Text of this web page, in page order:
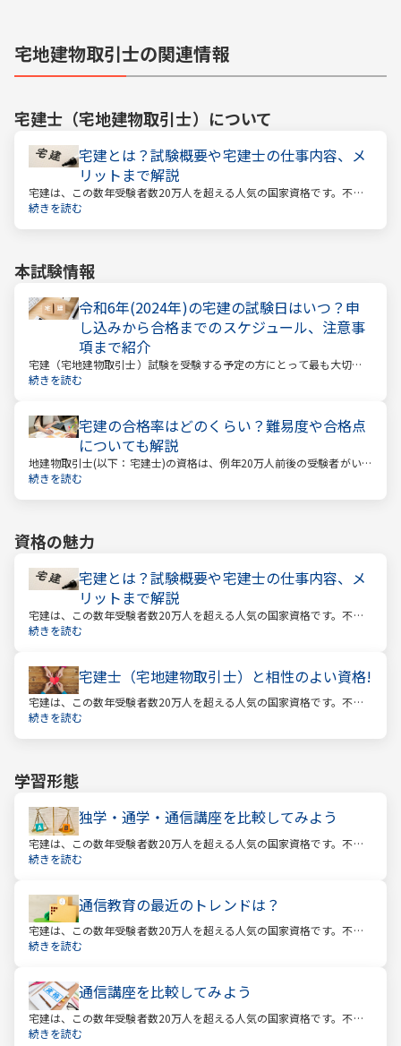
宅地建物取引士の関連情報
宅建士（宅地建物取引士） について
宅建とは？試験概要や宅建士の仕事内容、メ
リットまで解説
宅建は、この数年受験者数20万人を超える人気の国家資格です。不動
産業に携わる人をはじめ、他業種、学生、主婦まで、さまざまな方が
続きを読む
本試験情報
令和6年(2024年)の宅建の試験日はいつ？申
し込みから合格までのスケジュール、注意事
項まで紹介
宅建（宅地建物取引士）試験を受験する予定の方にとって最も大切な
情報は「試験日」です。いつから勉強を始めるか、もう始めているな
続きを読む
宅建の合格率はどのくらい？難易度や合格点
についても解説
地建物取引士(以下：宅建士)の資格は、例年20万人前後の受験者がいる
人気資格。 その試験の合格率は15～18%程度であり、過去10年の平均
続きを読む
資格の魅力
宅建とは？試験概要や宅建士の仕事内容、メ
リットまで解説
宅建は、この数年受験者数20万人を超える人気の国家資格です。不動
産業に携わる人をはじめ、他業種、学生、主婦まで、さまざまな方が
続きを読む
宅建士（宅地建物取引士）と相性のよい資格!
宅建は、この数年受験者数20万人を超える人気の国家資格です。不動
産業に携わる人をはじめ、他業種、学生、主婦まで、さまざまな方が
続きを読む
学習形態
独学・通学・通信講座を比較してみよう
宅建は、この数年受験者数20万人を超える人気の国家資格です。不動
産業に携わる人をはじめ、他業種、学生、主婦まで、さまざまな方が
続きを読む
通信教育の最近のトレンドは？
宅建は、この数年受験者数20万人を超える人気の国家資格です。不動
産業に携わる人をはじめ、他業種、学生、主婦まで、さまざまな方が
続きを読む
通信講座を比較してみよう
宅建は、この数年受験者数20万人を超える人気の国家資格です。不動
産業に携わる人をはじめ、他業種、学生、主婦まで、さまざまな方が
続きを読む